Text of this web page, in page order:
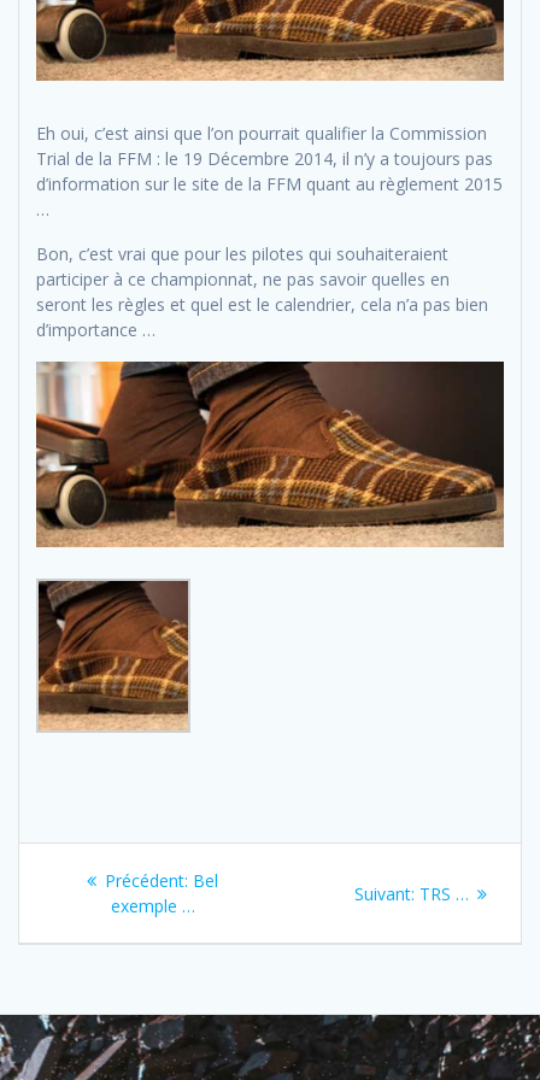
Eh oui, c’est ainsi que l’on pourrait qualifier la Commission
Trial de la FFM : le 19 Décembre 2014, il n’y a toujours pas
d’information sur le site de la FFM quant au règlement 2015
…
Bon, c’est vrai que pour les pilotes qui souhaiteraient
participer à ce championnat, ne pas savoir quelles en
seront les règles et quel est le calendrier, cela n’a pas bien
d’importance …
Navigation
Précédent: Previous
post:
Bel
exemple …
Suivant: Next
TRS …